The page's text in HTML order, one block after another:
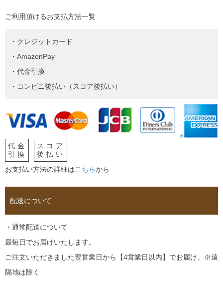
ご利用頂けるお支払方法一覧
・クレジットカード
・AmazonPay
・代金引換
・コンビニ後払い（スコア後払い）
代金
引換
スコア
後払い
お支払い方法の詳細はこちらから
配送について
・通常配送について
最短日でお届けいたします。
ご注文いただきました翌営業日から【4営業日以内】でお届け。※遠
隔地は除く